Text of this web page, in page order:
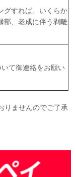
グすれば、いくらか
部、老成に伴う剥離
て御連絡をお願い
りませんのでご了承